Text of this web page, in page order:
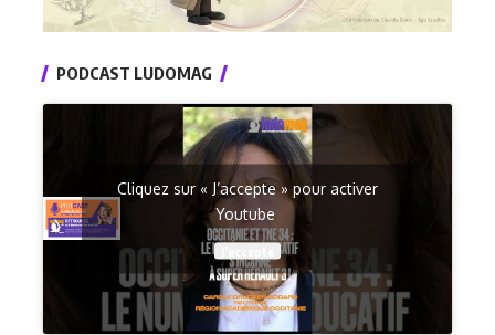
PODCAST LUDOMAG
Cliquez sur « J’accepte » pour activer
Youtube